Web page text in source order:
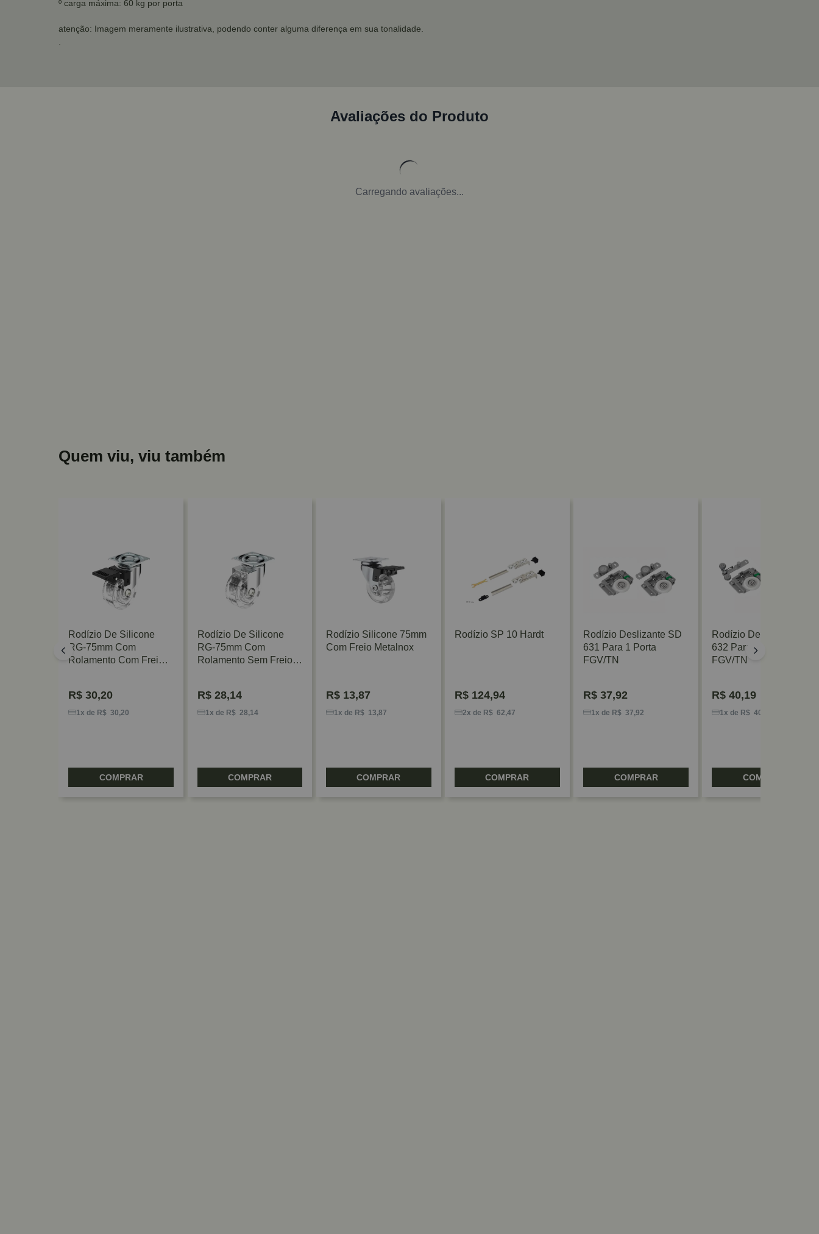
º carga máxima: 60 kg por porta
atenção: Imagem meramente ilustrativa, podendo conter alguma diferença em sua tonalidade.
Avaliações do Produto
Carregando avaliações...
Quem viu, viu também
Rodízio De Silicone
RG-75mm Com
Rolamento Com Freio
R$ 30,20
1x de R$ 30,20
COMPRAR
Rodízio De Silicone
RG-75mm Com
Rolamento Sem Freio
R$28,14
1x de R$ 28,14
COMPRAR
Rodízio Silicone 75mm
Com Freio Metalnox
R$13,87
1x de R$ 13,87
COMPRAR
Rodízio SP 10 Hardt
R$124,94
2x de R$ 62,47
COMPRAR
Rodízio Deslizante SD
631 Para 1 Porta
FGV/TN
R$ 37,92
1x de R$ 37,92
COMPRAR
Rodízio Deslizante SD
632 Para 1 Porta
FGV/TN
R$ 40,19
1x de R$ 40,19
COMPRAR